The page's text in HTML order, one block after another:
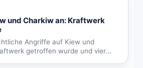
und Charkiw an: Kraftwerk
Angriffe auf Kiew und
getroffen wurde und vier